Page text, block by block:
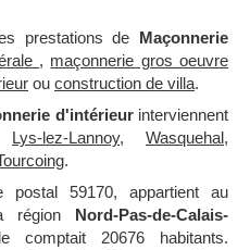
prestations de Maçonnerie
, maçonnerie gros oeuvre
ou construction de villa.
d'intérieurinterviennent
Lys-lez-Lannoy, Wasquehal,
.
59170, appartient au
Nord-Pas-de-Calais-
20676 habitants.